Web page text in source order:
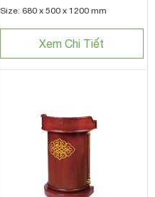
Size: 680 x 500 x 1200 mm
Xem Chi Tiết